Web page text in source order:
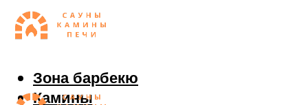
Зона барбекю
Камины